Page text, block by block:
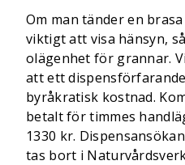
Om man tänder en
viktigt att visa hänsyn,
olägenhet för grannar.
att ett
byråkratisk kostnad.
betalt för timmes
1330 kr.
tas bort i